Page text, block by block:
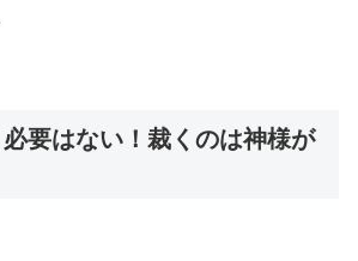
要はない！裁くのは神様が